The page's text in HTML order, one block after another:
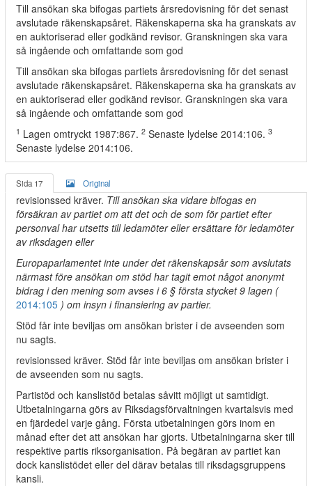
Till ansökan ska bifogas partiets årsredovisning för det senast
avslutade räkenskapsåret. Räkenskaperna ska ha granskats av
en auktoriserad eller godkänd revisor. Granskningen ska vara
så ingående och omfattande som god
Till ansökan ska bifogas partiets årsredovisning för det senast
avslutade räkenskapsåret. Räkenskaperna ska ha granskats av
en auktoriserad eller godkänd revisor. Granskningen ska vara
så ingående och omfattande som god
1 Lagen omtryckt 1987:867. 2 Senaste lydelse 2014:106. 3
Senaste lydelse 2014:106.
Sida 17 Original
revisionssed kräver. Till ansökan ska vidare bifogas en
försäkran av partiet om att det och de som för partiet efter
personval har utsetts till ledamöter eller ersättare för ledamöter
av riksdagen eller
Europaparlamentet inte under det räkenskapsår som avslutats
närmast före ansökan om stöd har tagit emot något anonymt
bidrag i den mening som avses i 6 § första stycket 9 lagen (
2014:105 ) om insyn i finansiering av partier.
Stöd får inte beviljas om ansökan brister i de avseenden som
nu sagts.
revisionssed kräver. Stöd får inte beviljas om ansökan brister i
de avseenden som nu sagts.
Partistöd och kanslistöd betalas såvitt möjligt ut samtidigt.
Utbetalningarna görs av Riksdagsförvaltningen kvartalsvis med
en fjärdedel varje gång. Första utbetalningen görs inom en
månad efter det att ansökan har gjorts. Utbetalningarna sker till
respektive partis riksorganisation. På begäran av partiet kan
dock kanslistödet eller del därav betalas till riksdagsgruppens
kansli.